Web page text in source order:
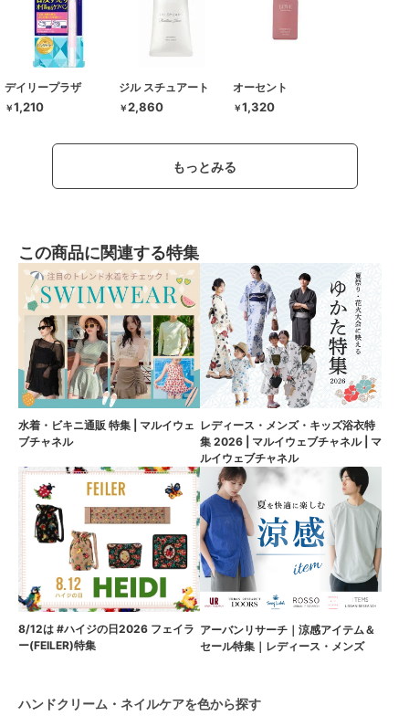
デイリープラザ
￥1,210
ジル スチュアート
￥2,860
オーセント
￥1,320
もっとみる
この商品に関連する特集
水着・ビキニ通販 特集 | マルイウェ
ブチャネル
レディース・メンズ・キッズ浴衣特
集 2026 | マルイウェブチャネル | マ
ルイウェブチャネル
8/12は #ハイジの日2026 フェイラ
ー(FEILER)特集
アーバンリサーチ｜涼感アイテム＆
セール特集｜レディース・メンズ
ハンドクリーム・ネイルケアを色から探す